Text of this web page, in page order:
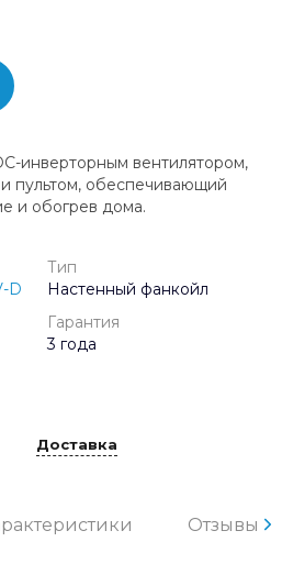
инверторным вентилятором,
пультом, обеспечивающий
и обогрев дома.
D
Тип
Настенный фанкойл
Гарантия
3 года
Доставка
Отзывы